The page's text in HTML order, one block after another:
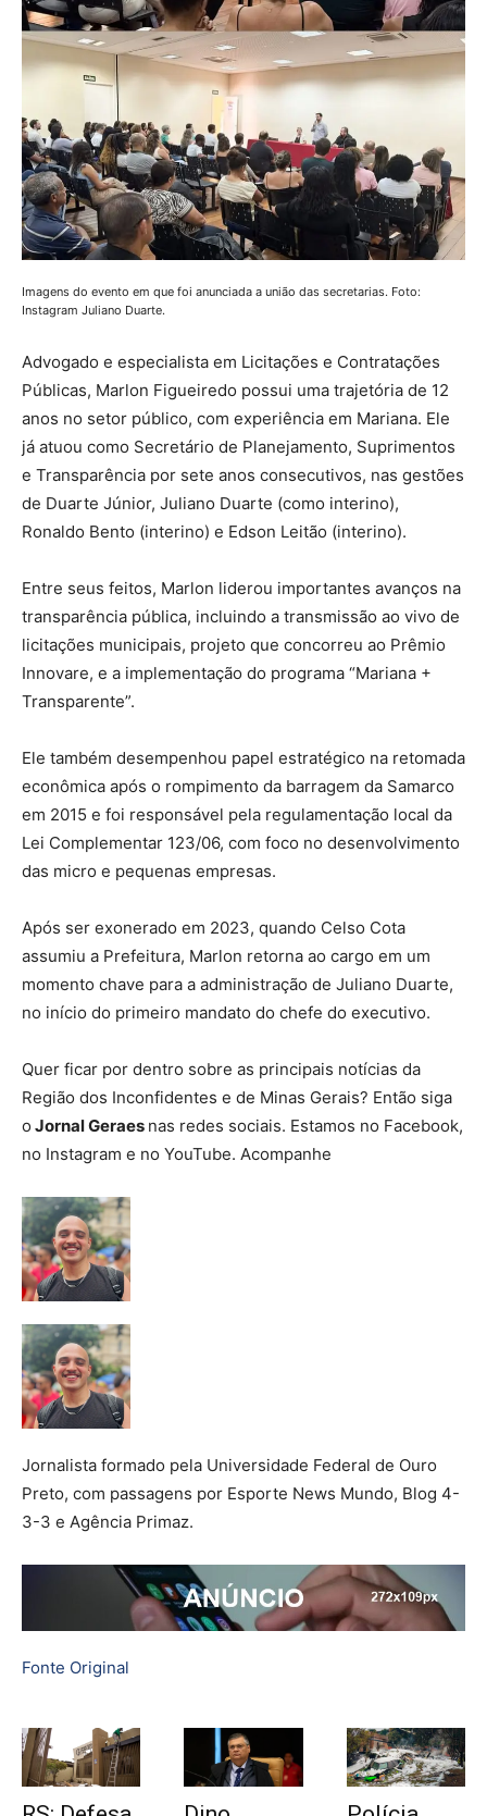
Imagens do evento em que foi anunciada a união das secretarias. Foto:
Instagram Juliano Duarte.
Advogado e especialista em Licitações e Contratações
Públicas, Marlon Figueiredo possui uma trajetória de 12
anos no setor público, com experiência em Mariana. Ele
já atuou como Secretário de Planejamento, Suprimentos
e Transparência por sete anos consecutivos, nas gestões
de Duarte Júnior, Juliano Duarte (como interino),
Ronaldo Bento (interino) e Edson Leitão (interino).
Entre seus feitos, Marlon liderou importantes avanços na
transparência pública, incluindo a transmissão ao vivo de
licitações municipais, projeto que concorreu ao Prêmio
Innovare, e a implementação do programa “Mariana +
Transparente”.
Ele também desempenhou papel estratégico na retomada
econômica após o rompimento da barragem da Samarco
em 2015 e foi responsável pela regulamentação local da
Lei Complementar 123/06, com foco no desenvolvimento
das micro e pequenas empresas.
Após ser exonerado em 2023, quando Celso Cota
assumiu a Prefeitura, Marlon retorna ao cargo em um
momento chave para a administração de Juliano Duarte,
no início do primeiro mandato do chefe do executivo.
Quer ficar por dentro sobre as principais notícias da
Região dos Inconfidentes e de Minas Gerais? Então siga
o Jornal Geraes nas redes sociais. Estamos no Facebook,
no Instagram e no YouTube. Acompanhe
Jornalista formado pela Universidade Federal de Ouro
Preto, com passagens por Esporte News Mundo, Blog 4-
3-3 e Agência Primaz.
Fonte Original